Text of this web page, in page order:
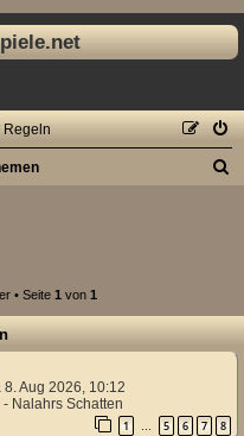
Regeln
• Seite 1 von 1
8. Aug 2026, 10:12
Nalahrs Schatten
1 … 5 6 7 8